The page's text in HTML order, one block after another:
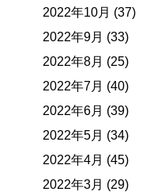
2022年10月 (37)
2022年9月 (33)
2022年8月 (25)
2022年7月 (40)
2022年6月 (39)
2022年5月 (34)
2022年4月 (45)
2022年3月 (29)